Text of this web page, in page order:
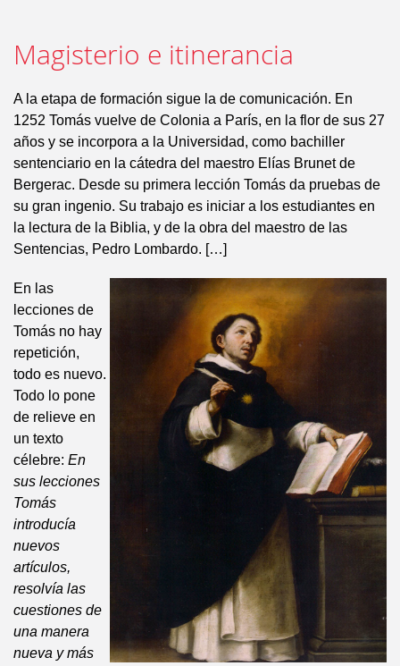
Magisterio e itinerancia
A la etapa de formación sigue la de comunicación. En
1252 Tomás vuelve de Colonia a París, en la flor de sus 27
años y se incorpora a la Universidad, como bachiller
sentenciario en la cátedra del maestro Elías Brunet de
Bergerac. Desde su primera lección Tomás da pruebas de
su gran ingenio. Su trabajo es iniciar a los estudiantes en
la lectura de la Biblia, y de la obra del maestro de las
Sentencias, Pedro Lombardo. […]
En las
lecciones de
Tomás no hay
repetición,
todo es nuevo.
Todo lo pone
de relieve en
un texto
célebre: En
sus lecciones
Tomás
introducía
nuevos
artículos,
resolvía las
cuestiones de
una manera
nueva y más